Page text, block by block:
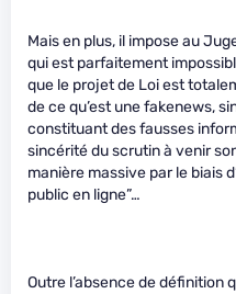
Mais en plus, il impose au
qui est parfaitement
que le projet de Loi est
de ce qu’est une fakenews,
constituant des fausses
sincérité du scrutin à venir
manière massive par le biais
public en ligne”…
Outre l’absence de définition